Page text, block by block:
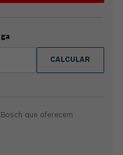
CALCULAR
que oferecem